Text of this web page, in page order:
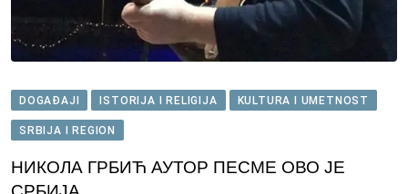
DOGAĐAJI ISTORIJA I RELIGIJA KULTURA I UMETNOST
SRBIJA I REGION
НИКОЛА ГРБИЋ АУТОР ПЕСМЕ ОВО ЈЕ